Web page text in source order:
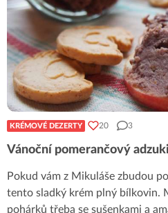
KRÉMOVÉ DEZERTY 20 3
Vánoční pomerančový
Pokud vám z Mikuláše zbudou
tento sladký krém plný bílkovin.
pohárků třeba se sušenkami a